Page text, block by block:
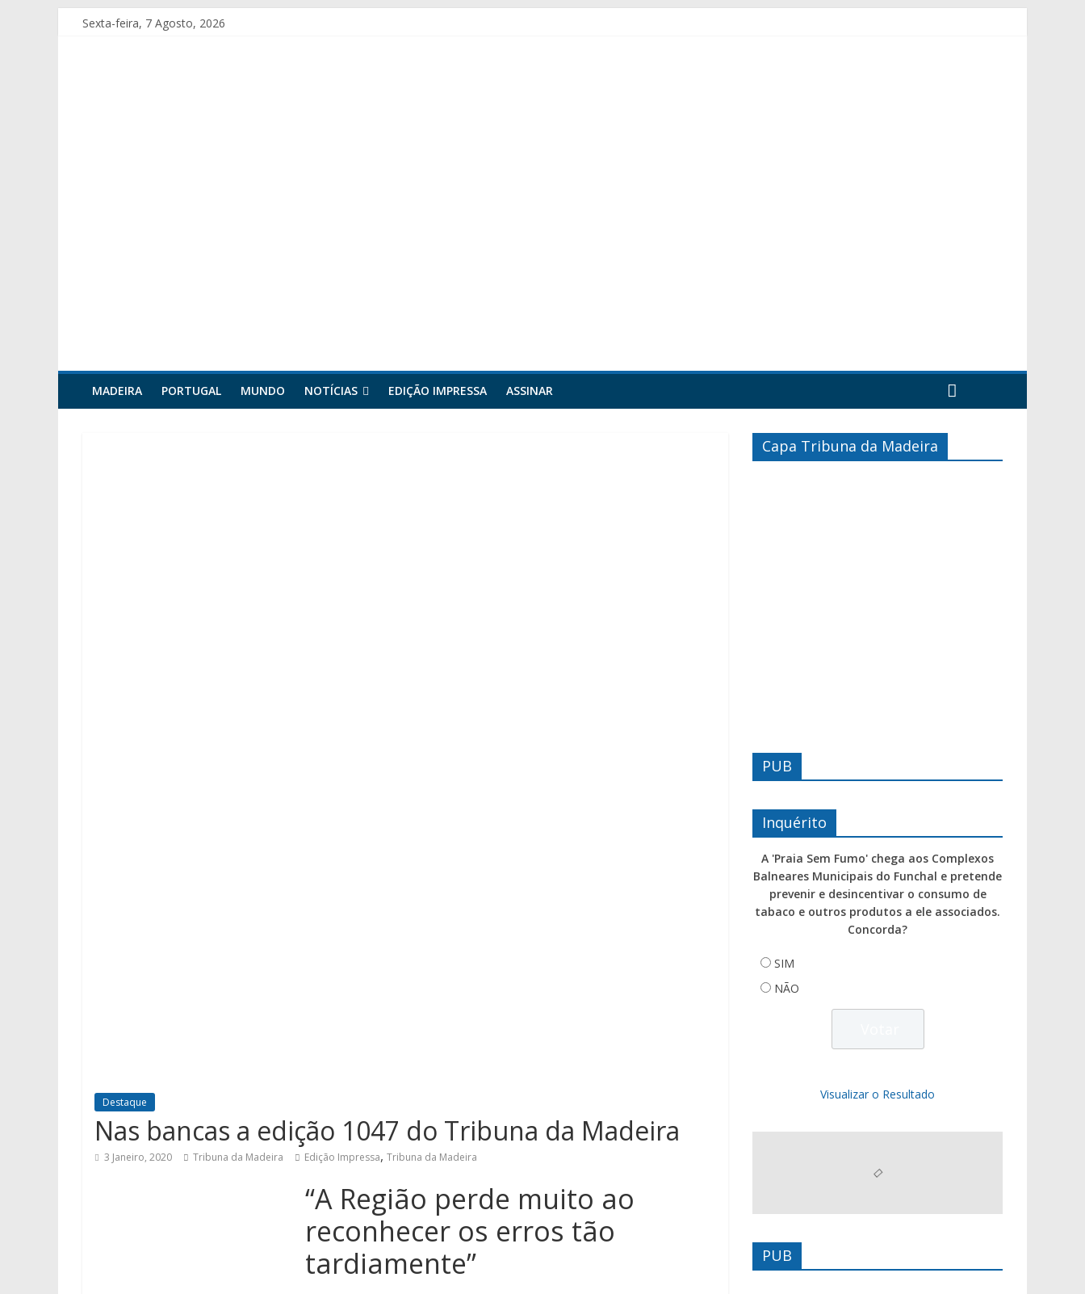
Sexta-feira, 7 Agosto, 2026
MADEIRA PORTUGAL MUNDO NOTÍCIAS EDIÇÃO IMPRESSA ASSINAR
Destaque
Nas bancas a edição 1047 do Tribuna da Madeira
3 Janeiro, 2020 Tribuna da Madeira Edição Impressa, Tribuna da Madeira
“A Região perde muito ao
reconhecer os erros tão
tardiamente”
Capa Tribuna da Madeira
PUB
Inquérito
A 'Praia Sem Fumo' chega aos Complexos
Balneares Municipais do Funchal e pretende
prevenir e desincentivar o consumo de
tabaco e outros produtos a ele associados.
Concorda?
SIM
NÃO
Visualizar o Resultado
PUB